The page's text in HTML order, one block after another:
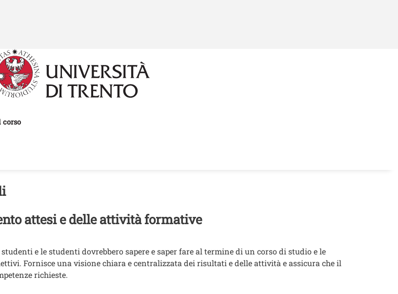
corso
attesi e delle attività formative
e le studenti dovrebbero sapere e saper fare al termine di un corso di studio e le
Fornisce una visione chiara e centralizzata dei risultati e delle attività e assicura che il
richieste.